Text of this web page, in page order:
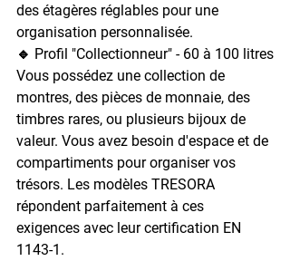
des étagères réglables pour une
organisation personnalisée.
🔹 Profil "Collectionneur" - 60 à 100 litres
Vous possédez une collection de
montres, des pièces de monnaie, des
timbres rares, ou plusieurs bijoux de
valeur. Vous avez besoin d'espace et de
compartiments pour organiser vos
trésors. Les modèles TRESORA
répondent parfaitement à ces
exigences avec leur certification EN
1143-1.